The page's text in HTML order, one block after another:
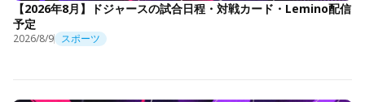
【2026年8月】ドジャースの試合日程・対戦カード・Lemino配信
予定
2026/8/9 スポーツ